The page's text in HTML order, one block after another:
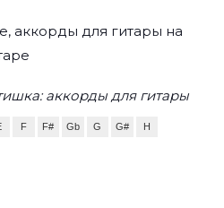
аккорды для гитары на
аккорды для гитары
F F# Gb G G# H